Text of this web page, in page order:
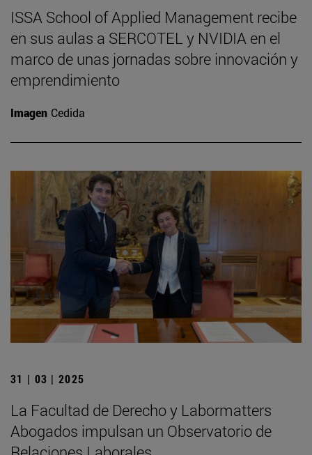
ISSA School of Applied Management recibe
en sus aulas a SERCOTEL y NVIDIA en el
marco de unas jornadas sobre innovación y
emprendimiento
Imagen Cedida
31 | 03 | 2025
La Facultad de Derecho y Labormatters
Abogados impulsan un Observatorio de